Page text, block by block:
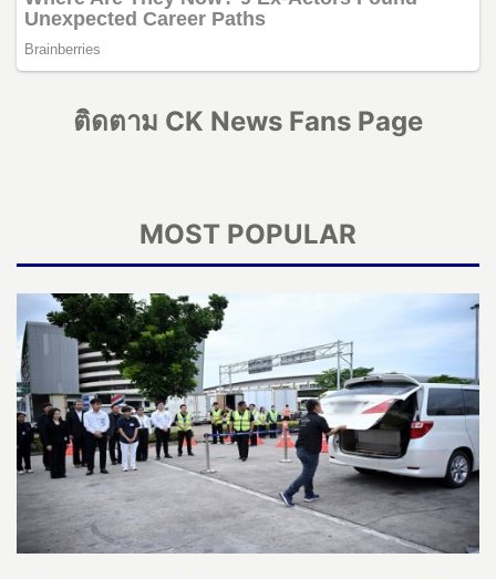
ติดตาม CK News Fans Page
MOST POPULAR